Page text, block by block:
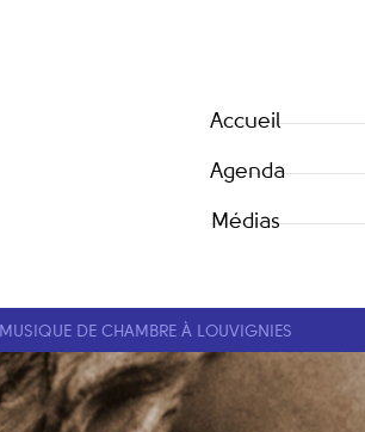
Accueil
Agenda
Médias
MUSIQUE DE CHAMBRE À LOUVIGNIES